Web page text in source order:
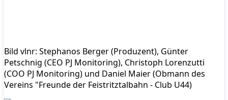
Bild vlnr: Stephanos Berger (Produzent), Günter
Petschnig (CEO PJ Monitoring), Christoph Lorenzutti
(COO PJ Monitoring) und Daniel Maier (Obmann des
Vereins "Freunde der Feistritztalbahn - Club U44)